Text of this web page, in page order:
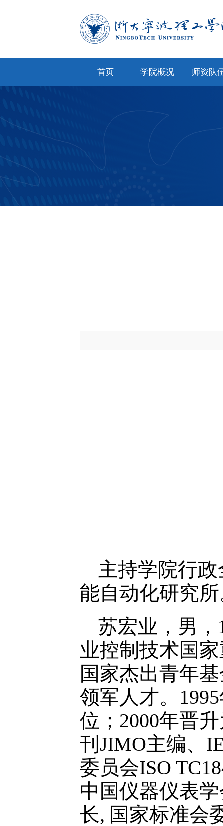
首页 学院概况 师资队
主持学院行
能自动化研究
苏宏业，男
业控制技术国
国家杰出青年
领军人才。
位；2000年晋
刊JIMO主编、
委员会ISO
中国仪器仪表
长, 国家标准会